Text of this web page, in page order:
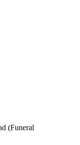
(Funeral